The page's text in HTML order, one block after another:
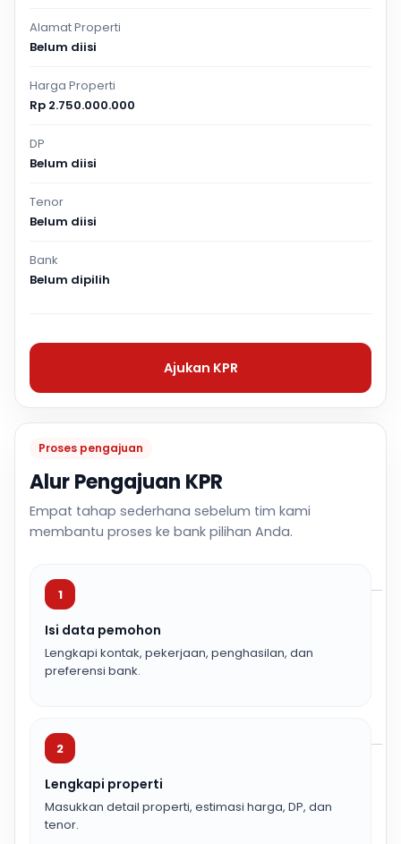
Proses pengajuan
Alur Pengajuan KPR
Empat tahap sederhana sebelum tim kami
membantu proses ke bank pilihan Anda.
1
Isi data pemohon
Lengkapi kontak, pekerjaan, penghasilan, dan
preferensi bank.
2
Lengkapi properti
Masukkan detail properti, estimasi harga, DP, dan
tenor.
Alamat Properti
Belum diisi
Harga Properti
Rp 2.750.000.000
DP
Belum diisi
Tenor
Belum diisi
Bank
Belum dipilih
Ajukan KPR